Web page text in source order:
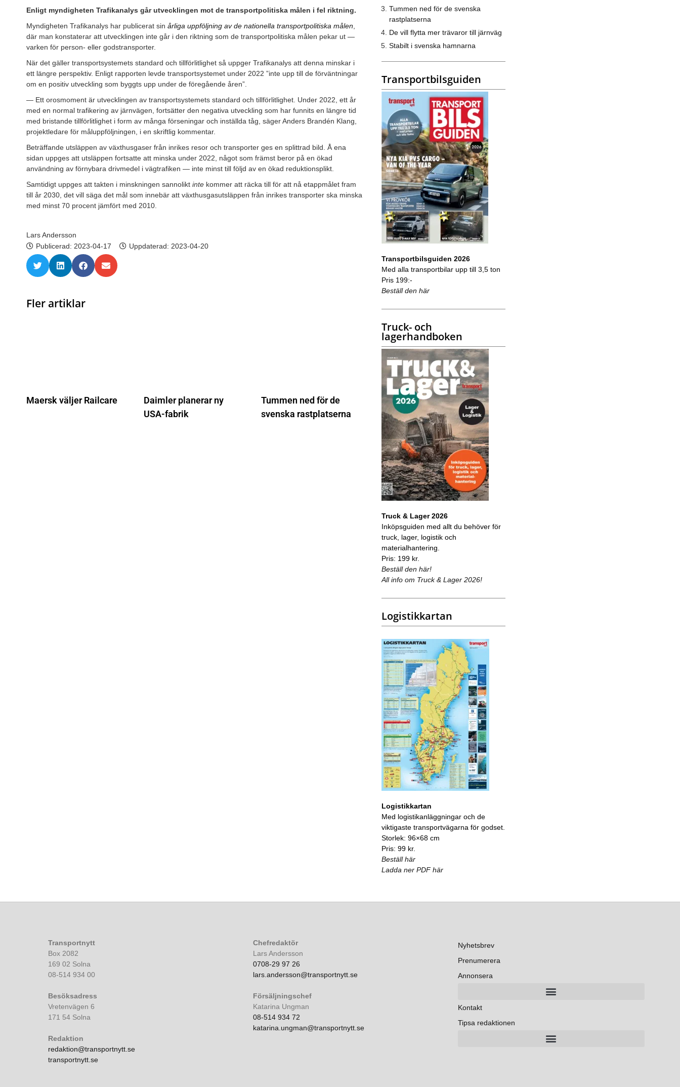
Enligt myndigheten Trafikanalys går utvecklingen mot de transportpolitiska målen i fel riktning.
Myndigheten Trafikanalys har publicerat sin årliga uppföljning av de nationella transportpolitiska målen
där man konstaterar att utvecklingen inte går i den riktning som de transportpolitiska målen pekar ut —
varken för person- eller godstransporter.
När det gäller transportsystemets standard och tillförlitlighet så uppger Trafikanalys att denna minskar i
ett längre perspektiv. Enligt rapporten levde transportsystemet under 2022 ”inte upp till de förväntningar
om en positiv utveckling som byggts upp under de föregående åren”.
— Ett orosmoment är utvecklingen av transportsystemets standard och tillförlitlighet. Under 2022, ett år
med en normal trafikering av järnvägen, fortsätter den negativa utveckling som har funnits en längre tid
med bristande tillförlitlighet i form av många förseningar och inställda tåg, säger Anders Brandén Klang,
projektledare för måluppföljningen, i en skriftlig kommentar.
Beträffande utsläppen av växthusgaser från inrikes resor och transporter ges en splittrad bild. Å ena
sidan uppges att utsläppen fortsatte att minska under 2022, något som främst beror på en ökad
användning av förnybara drivmedel i vägtrafiken — inte minst till följd av en ökad reduktionsplikt.
Samtidigt uppges att takten i minskningen sannolikt inte kommer att räcka till för att nå etappmålet fram
till år 2030, det vill säga det mål som innebär att växthusgasutsläppen från inrikes transporter ska minska
med minst 70 procent jämfört med 2010.
Lars Andersson
Publicerad: 2023-04-17 Uppdaterad: 2023-04-20
Fler artiklar
Maersk väljer Railcare
Daimler planerar ny
USA-fabrik
Tummen ned för de
svenska rastplatserna
Tummen ned för de svenska
rastplatserna
De vill flytta mer trävaror till järnväg
Stabilt i svenska hamnarna
Transportbilsguiden
Transportbilsguiden 2026
Med alla transportbilar upp till 3,5 ton
Pris 199:-
Beställ den här
Truck- och
lagerhandboken
Truck & Lager 2026
Inköpsguiden med allt du behöver för
truck, lager, logistik och
materialhantering.
Pris: 199 kr.
Beställ den här!
All info om Truck & Lager 2026!
Logistikkartan
Logistikkartan
Med logistikanläggningar och de
viktigaste transportvägarna för godset.
Storlek: 96×68 cm
Pris: 99 kr.
Beställ här
Ladda ner PDF här
Transportnytt
Box 2082
169 02 Solna
08-514 934 00
Besöksadress
Vretenvägen 6
171 54 Solna
Redaktion
redaktion@transportnytt.se
transportnytt.se
Chefredaktör
Lars Andersson
0708-29 97 26
lars.andersson@transportnytt.se
Försäljningschef
Katarina Ungman
08-514 934 72
katarina.ungman@transportnytt.se
Nyhetsbrev
Prenumerera
Annonsera
Kontakt
Tipsa redaktionen